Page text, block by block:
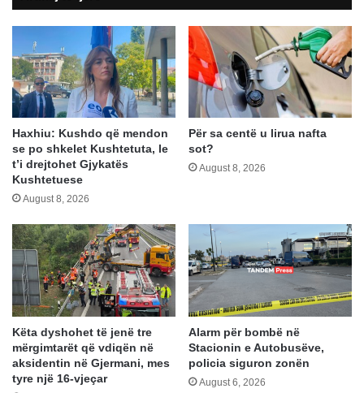
Haxhiu: Kushdo që mendon
se po shkelet Kushtetuta, le
t’i drejtohet Gjykatës
Kushtetuese
August 8, 2026
Për sa centë u lirua nafta
sot?
August 8, 2026
Këta dyshohet të jenë tre
mërgimtarët që vdiqën në
aksidentin në Gjermani, mes
tyre një 16-vjeçar
Alarm për bombë në
Stacionin e Autobusëve,
policia siguron zonën
August 6, 2026